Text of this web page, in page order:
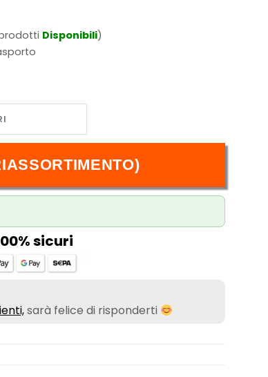
Disponibili)
sicuri
sarà felice di risponderti